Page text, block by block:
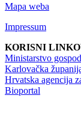
Mapa weba
Impressum
KORISNI
Ministarstvo
Karlovačka
Hrvatska agencija
Bioportal